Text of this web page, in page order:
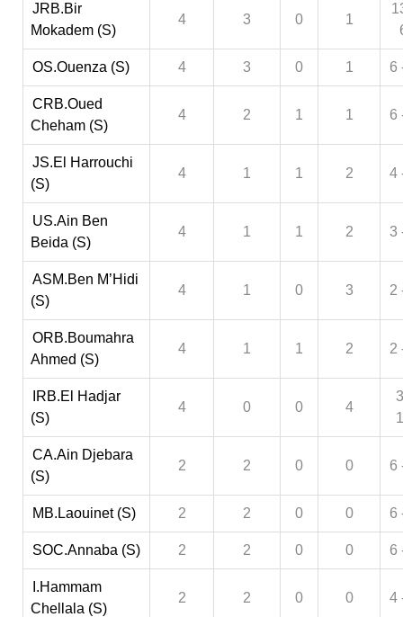
JRB.Bir
Mokadem (S)
4 3 0 1
OS.Ouenza (S) 4 3 0 1 6
CRB.Oued
Cheham (S)
4 2 1 1 6
JS.El Harrouchi
(S)
4 1 1 2 4
US.Ain Ben
Beida (S)
4 1 1 2 3
ASM.Ben M’Hidi
(S)
4 1 0 3 2
ORB.Boumahra
Ahmed (S)
4 1 1 2 2
IRB.El Hadjar
(S)
4 0 0 4
CA.Ain Djebara
(S)
2 2 0 0 6
MB.Laouinet (S) 2 2 0 0 6
SOC.Annaba (S) 2 2 0 0 6
I.Hammam
Chellala (S)
2 2 0 0 4